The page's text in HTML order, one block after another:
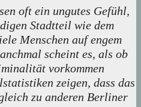
oft ein ungutes Gefühl,
Stadtteil wie dem
Menschen auf engem
scheint es, als ob
vorkommen
zeigen, dass das
zu anderen Berliner